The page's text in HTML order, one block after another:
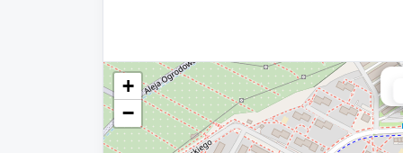
+
−